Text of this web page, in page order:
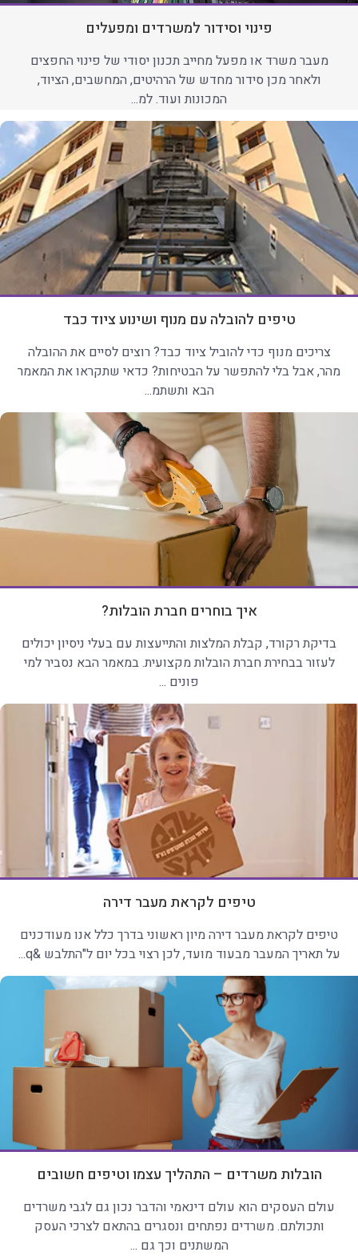
פינוי וסידור למשרדים ומפעלים
מעבר משרד או מפעל מחייב תכנון יסודי של פינוי החפצים
ולאחר מכן סידור מחדש של הרהיטים, המחשבים, הציוד,
המכונות ועוד. למ...
טיפים להובלה עם מנוף ושינוע ציוד כבד
צריכים מנוף כדי להוביל ציוד כבד? רוצים לסיים את ההובלה
מהר, אבל בלי להתפשר על הבטיחות? כדאי שתקראו את המאמר
הבא ותשתמ...
איך בוחרים חברת הובלות?
בדיקת רקורד, קבלת המלצות והתייעצות עם בעלי ניסיון יכולים
לעזור בבחירת חברת הובלות מקצועית. במאמר הבא נסביר למי
פונים ...
טיפים לקראת מעבר דירה
טיפים לקראת מעבר דירה מיון ראשוני בדרך כלל אנו מעודכנים
על תאריך המעבר מבעוד מועד, לכן רצוי בכל יום ל"התלבש &q...
הובלות משרדים – התהליך עצמו וטיפים חשובים
עולם העסקים הוא עולם דינאמי והדבר נכון גם לגבי משרדים
ותכולתם. משרדים נפתחים ונסגרים בהתאם לצרכי העסק
המשתנים וכך גם ...